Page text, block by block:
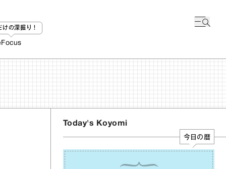
けの深掘り！
Focus
Today's Koyomi
今日の暦